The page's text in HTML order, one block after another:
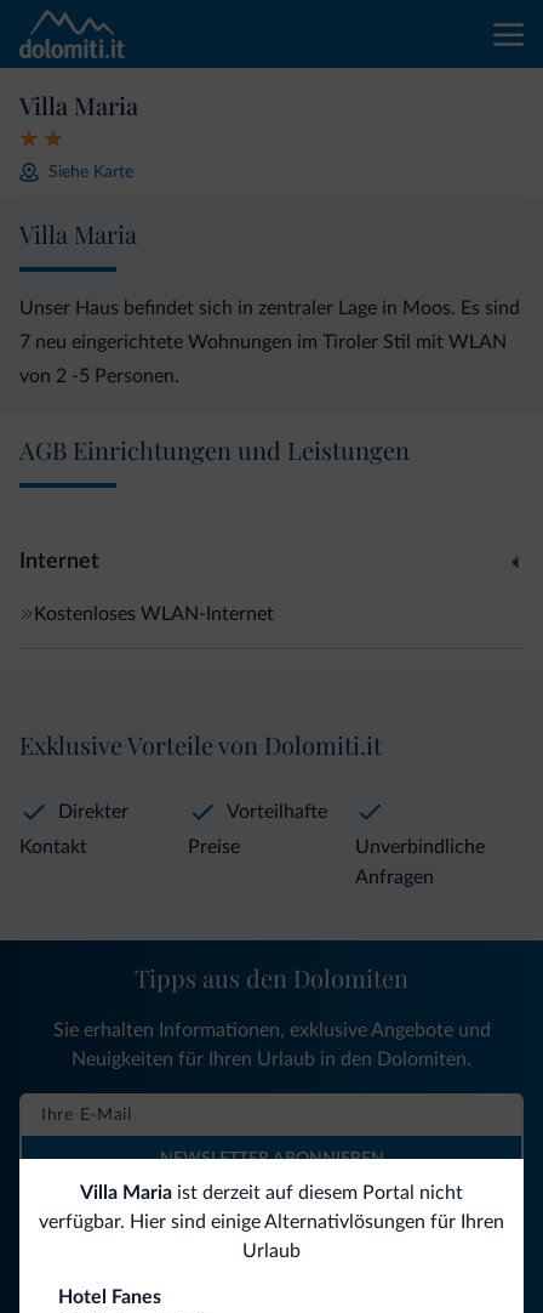
Villa Maria
Siehe Karte
Villa Maria
Unser Haus befindet sich in zentraler Lage in Moos. Es sind
7 neu eingerichtete Wohnungen im Tiroler Stil mit WLAN
von 2 -5 Personen.
AGB Einrichtungen und Leistungen
Internet
Kostenloses WLAN-Internet
Villa Maria ist derzeit auf diesem Portal nicht
verfügbar. Hier sind einige Alternativlösungen für Ihren
Urlaub
Hotel Fanes
Exklusive Vorteile von Dolomiti.it
Direkter
Kontakt
Vorteilhafte
Preise
Unverbindliche
Anfragen
Folgen Sie Dolomiti.it auf
Tipps aus den Dolomiten
Sie erhalten Informationen, exklusive Angebote und
Neuigkeiten für Ihren Urlaub in den Dolomiten.
NEWSLETTER ABONNIEREN